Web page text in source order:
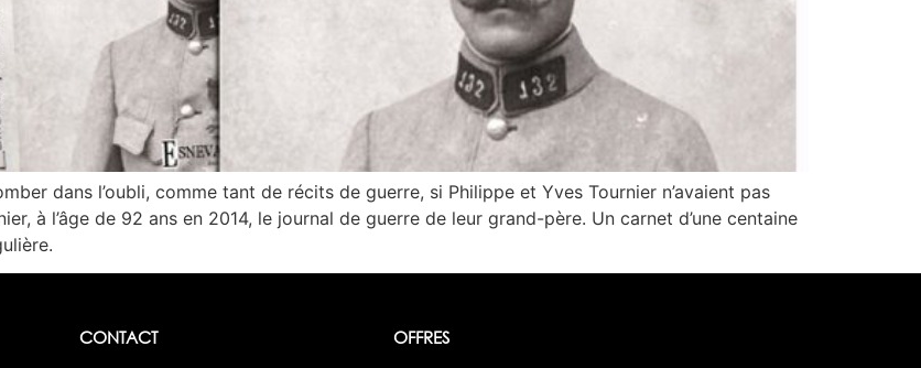
dans l’oubli, comme tant de récits de guerre, si Philippe et Yves Tournier n’avaient pas
à l’âge de 92 ans en 2014, le journal de guerre de leur grand-père. Un carnet d’une centaine
CONTACT OFFRES